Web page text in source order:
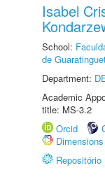
Isabel
School:
de
Department:
Academic
title: MS-3.2
Orcid
Dimensions